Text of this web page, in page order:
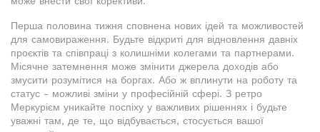
Перша половина тижня сповнена нових ідей та можливостей
для самовираження. Будьте відкриті для відновлення давніх
проєктів та співпраці з колишніми колегами та партнерами.
Місячне затемнення може змінити джерела доходів або
змусити розумітися на боргах. Або ж вплинути на роботу та
статус - можливі зміни у професійній сфері. З ретро
Меркурієм уникайте поспіху у важливих рішеннях і будьте
уважні там, де те, що відбувається, стосується вашої